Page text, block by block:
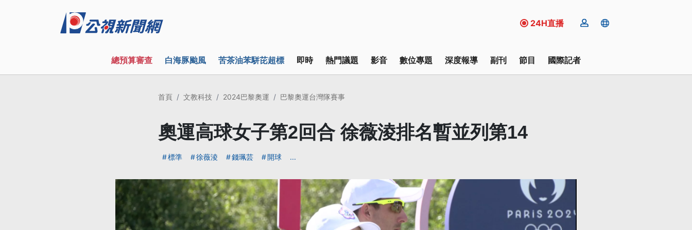
24H直播
總預算審查 白海豚颱風 苦茶油苯駢芘超標 即時 熱門議題 影音 數位專題 深度報導 副刊 節目 國際記者
首頁 文教科技 2024巴黎奧運 巴黎奧運台灣隊賽事
奧運高球女子第2回合 徐薇淩排名暫並列第14
標準 徐薇淩 錢珮芸 開球 ...